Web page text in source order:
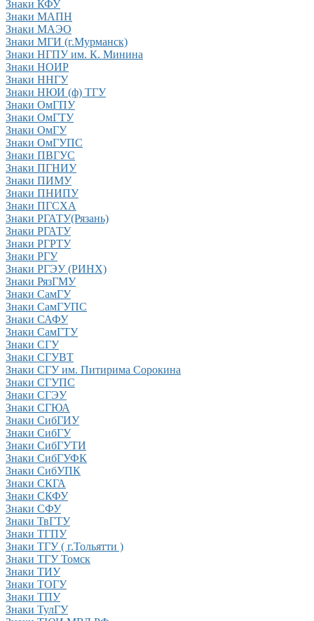
Знаки КФУ
Знаки МАПН
Знаки МАЭО
Знаки МГИ (г.Мурманск)
Знаки НГПУ им. К. Минина
Знаки НОИР
Знаки ННГУ
Знаки НЮИ (ф) ТГУ
Знаки ОмГПУ
Знаки ОмГТУ
Знаки ОмГУ
Знаки ОмГУПС
Знаки ПВГУС
Знаки ПГНИУ
Знаки ПИМУ
Знаки ПНИПУ
Знаки ПГСХА
Знаки РГАТУ(Рязань)
Знаки РГАТУ
Знаки РГРТУ
Знаки РГУ
Знаки РГЭУ (РИНХ)
Знаки РязГМУ
Знаки СамГУ
Знаки СамГУПС
Знаки САФУ
Знаки СамГТУ
Знаки СГУ
Знаки СГУВТ
Знаки СГУ им. Питирима Сорокина
Знаки СГУПС
Знаки СГЭУ
Знаки СГЮА
Знаки СибГИУ
Знаки СибГУ
Знаки СибГУТИ
Знаки СибГУФК
Знаки СибУПК
Знаки СКГА
Знаки СКФУ
Знаки СФУ
Знаки ТвГТУ
Знаки ТГПУ
Знаки ТГУ ( г.Тольятти )
Знаки ТГУ Томск
Знаки ТИУ
Знаки ТОГУ
Знаки ТПУ
Знаки ТулГУ